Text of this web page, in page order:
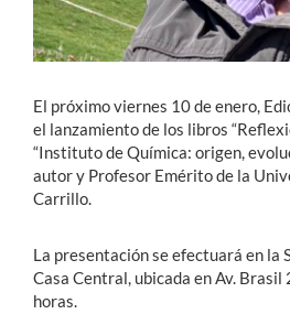
El próximo viernes 10 de enero,
el lanzamiento de los libros
“Instituto de Química: origen,
autor y Profesor Emérito de la
Carrillo.
La presentación se efectuará en la
Casa Central, ubicada en Av.
horas.